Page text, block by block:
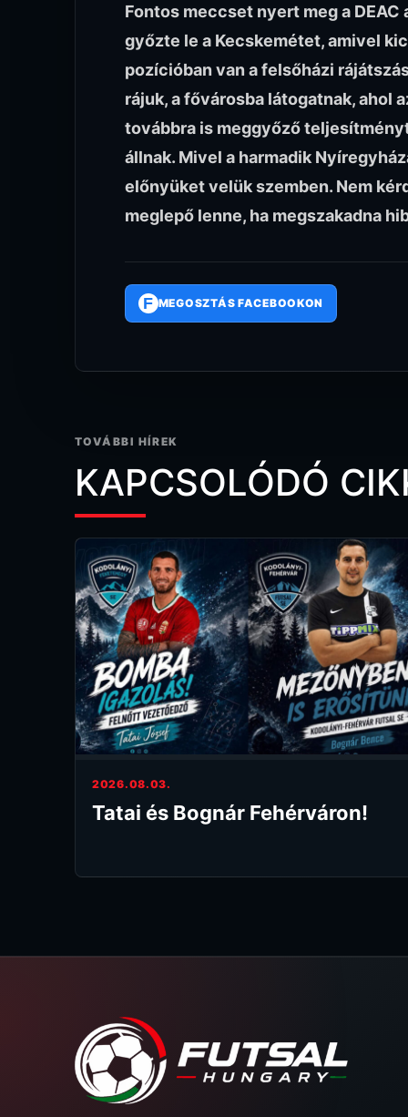
Fontos meccset nyert meg a
győzte le a Kecskemétet, amivel
pozícióban van a felsőházi
rájuk, a fővárosba látogatnak, ahol
továbbra is meggyőző
állnak. Mivel a harmadik
előnyüket velük szemben. Nem
meglepő lenne, ha megszakadna
F MEGOSZTÁS FACEBOOKON
TOVÁBBI HÍREK
KAPCSOLÓDÓ
2026.08.03.
Tatai és Bognár Fehérváron!